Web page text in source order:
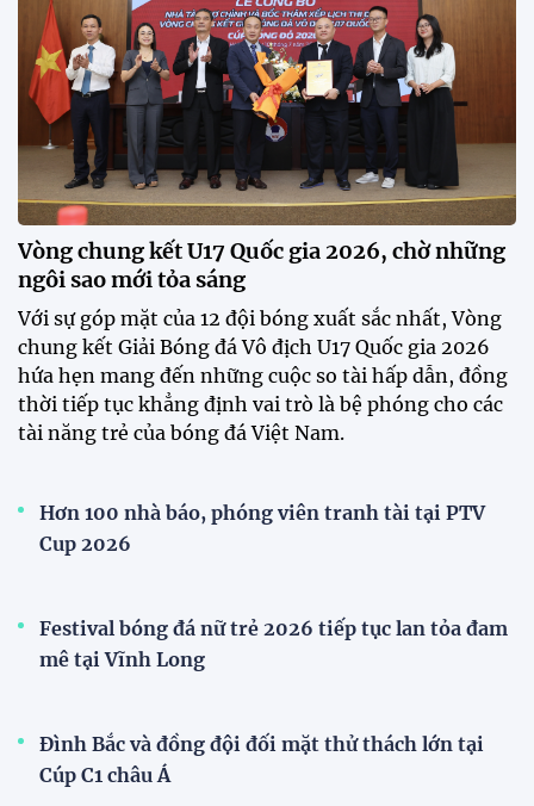
gương mặt triển vọng của bóng đá Việt Nam.
Khai mạc chương trình tuyển sinh, phát hiện tài
năng bóng đá nữ
ĐKVĐ Cúp Quốc gia chiêu mộ sao trẻ của ĐT Việt
Nam
Đình Bắc cùng dàn sao CAHN "thắng lớn" tại
V.League Awards 2026
Loạt cầu thủ U19 Việt Nam thi tốt nghiệp THPT